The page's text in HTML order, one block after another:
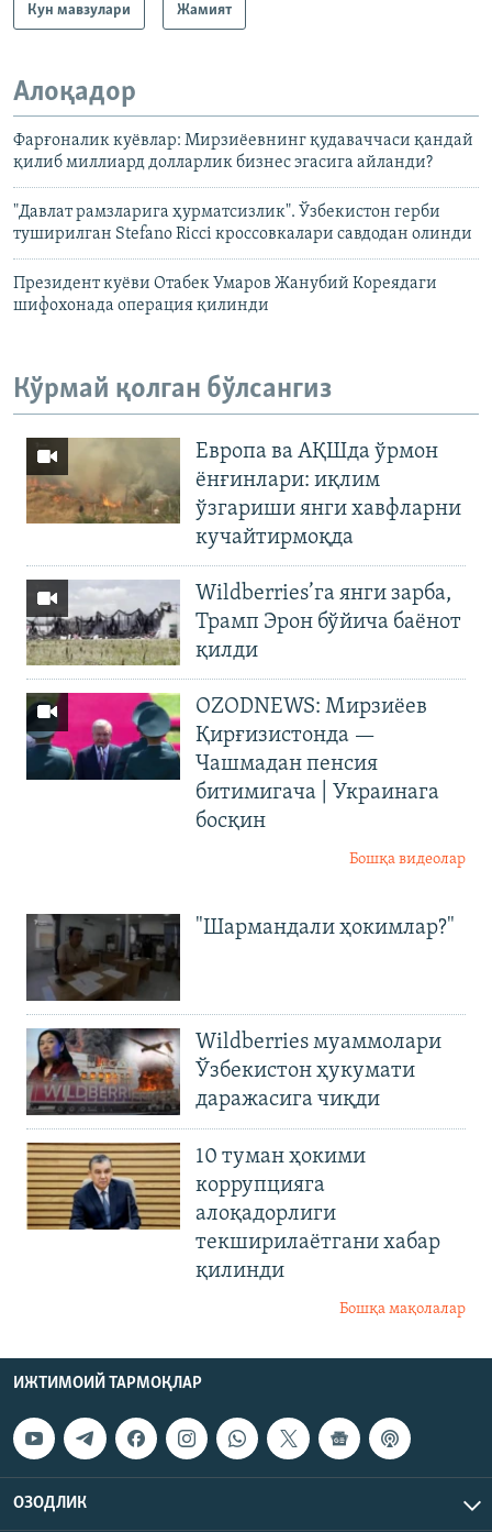
Кун мавзулари Жамият
Алоқадор
Фарғоналик куëвлар: Мирзиëевнинг қудаваччаси қандай
қилиб миллиард долларлик бизнес эгасига айланди?
"Давлат рамзларига ҳурматсизлик". Ўзбекистон герби
туширилган Stefano Ricci кроссовкалари савдодан олинди
Президент куëви Отабек Умаров Жанубий Кореядаги
шифохонада операция қилинди
Кўрмай қолган бўлсангиз
Европа ва АҚШда ўрмон
ёнғинлари: иқлим
ўзгариши янги хавфларни
кучайтирмоқда
Wildberries’га янги зарба,
Трамп Эрон бўйича баёнот
қилди
OZODNEWS: Мирзиёев
Қирғизистонда —
Чашмадан пенсия
битимигача | Украинага
босқин
Бошқа видеолар
"Шармандали ҳокимлар?"
Wildberries муаммолари
Ўзбекистон ҳукумати
даражасига чиқди
10 туман ҳокими
коррупцияга
алоқадорлиги
текширилаётгани хабар
қилинди
Бошқа мақолалар
ИЖТИМОИЙ ТАРМОҚЛАР
ОЗОДЛИК